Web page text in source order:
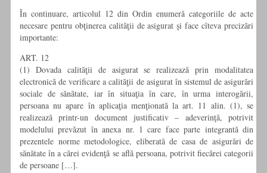
În continuare, articolul 12 din Ordin enumeră categoriile de acte
necesare pentru obţinerea calităţii de asigurat şi face cîteva precizări
importante:
ART. 12
(1) Dovada calităţii de asigurat se realizează prin modalitatea
electronică de verificare a calităţii de asigurat în sistemul de asigurări
sociale de sănătate, iar în situaţia în care, în urma interogării,
persoana nu apare în aplicaţia menţionată la art. 11 alin. (1), se
realizează printr-un document justificativ – adeverinţă, potrivit
modelului prevăzut în anexa nr. 1 care face parte integrantă din
prezentele norme metodologice, eliberată de casa de asigurări de
sănătate în a cărei evidenţă se află persoana, potrivit fiecărei categorii
de persoane […].